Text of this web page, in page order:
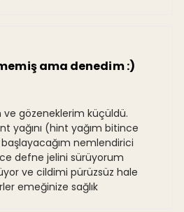
ama denedim :)
ve gözeneklerim küçüldü.
yağını (hint yağım bitince
nemlendirici
defne jelini sürüyorum
ve cildimi pürüzsüz hale
emeğinize sağlık